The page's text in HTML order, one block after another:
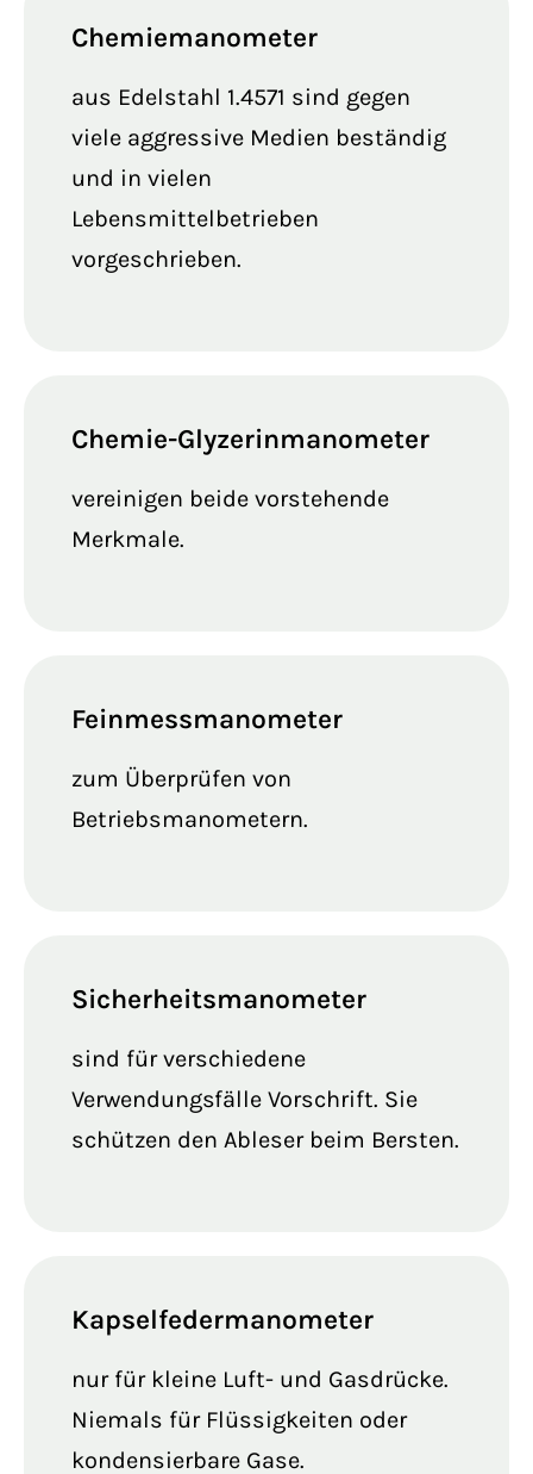
Chemiemanometer
aus Edelstahl 1.4571 sind gegen
viele aggressive Medien beständig
und in vielen
Lebensmittelbetrieben
vorgeschrieben.
Chemie-Glyzerinmanometer
vereinigen beide vorstehende
Merkmale.
Feinmessmanometer
zum Überprüfen von
Betriebsmanometern.
Sicherheitsmanometer
sind für verschiedene
Verwendungsfälle Vorschrift. Sie
schützen den Ableser beim Bersten.
Kapselfedermanometer
nur für kleine Luft- und Gasdrücke.
Niemals für Flüssigkeiten oder
kondensierbare Gase.